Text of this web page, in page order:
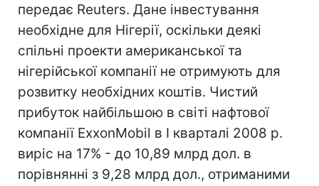
передає Reuters. Дане інвестування
необхідне для Нігерії, оскільки деякі
спільні проекти американської та
нігерійської компанії не отримують для
розвитку необхідних коштів. Чистий
прибуток найбільшою в світі нафтової
компанії ExxonMobil в I кварталі 2008 р.
виріс на 17% - до 10,89 млрд дол. в
порівнянні з 9,28 млрд дол., отриманими